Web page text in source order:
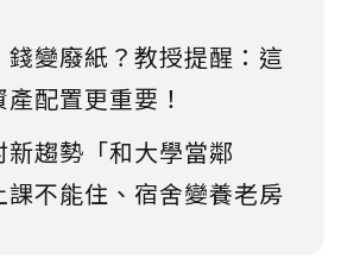
變廢紙？教授提醒：這
配置更重要！
新趨勢「和大學當鄰
課不能住、宿舍變養老房